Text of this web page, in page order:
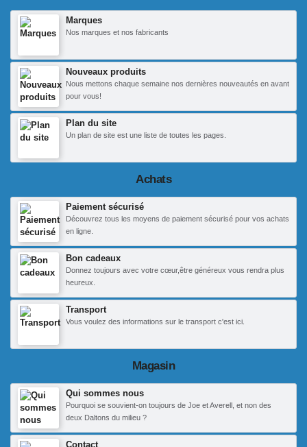
Marques
Nos marques et nos fabricants
Nouveaux produits
Nous mettons chaque semaine nos dernières nouveautés en avant
pour vous!
Plan du site
Un plan de site est une liste de toutes les pages.
Achats
Paiement sécurisé
Découvrez tous les moyens de paiement sécurisé pour vos achats
en ligne.
Bon cadeaux
Donnez toujours avec votre cœur,être généreux vous rendra plus
heureux.
Transport
Vous voulez des informations sur le transport c'est ici.
Magasin
Qui sommes nous
Pourquoi se souvient-on toujours de Joe et Averell, et non des
deux Daltons du milieu ?
Contact